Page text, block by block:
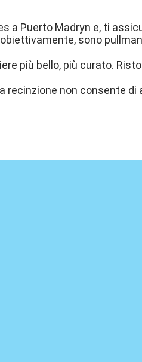
a Puerto Madryn e, ti
sono pullman
più bello, più curato.
recinzione non consente di